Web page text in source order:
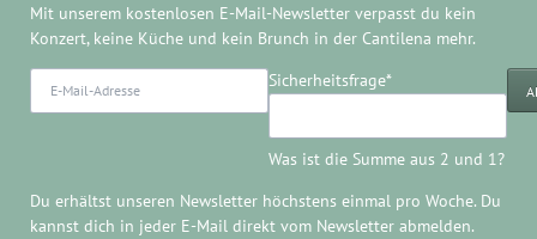
Mit unserem kostenlosen E-Mail-Newsletter verpasst du kein
Konzert, keine Küche und kein Brunch in der Cantilena mehr.
Pflichtfeld
Sicherheitsfrage*
Was ist die Summe aus 2 und 1?
Du erhältst unseren Newsletter höchstens einmal pro Woche. Du
kannst dich in jeder E-Mail direkt vom Newsletter abmelden.